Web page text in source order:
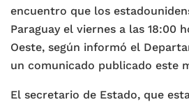
encuentro que los
Paraguay el viernes a las 18:00
Oeste, según informó el
un comunicado publicado este
El secretario de Estado, que